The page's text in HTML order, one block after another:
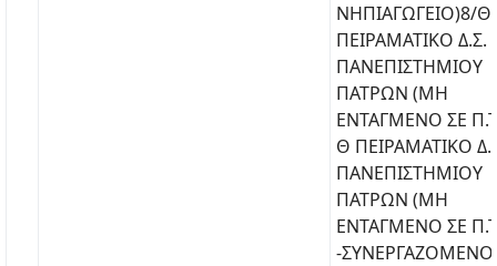
ΝΗΠΙΑΓΩΓΕΙΟ)8/Θ
ΠΕΙΡΑΜΑΤΙΚΟ Δ.Σ.
ΠΑΝΕΠΙΣΤΗΜΙΟΥ
ΠΑΤΡΩΝ (ΜΗ
ΕΝΤΑΓΜΕΝΟ ΣΕ
Θ ΠΕΙΡΑΜΑΤΙΚΟ
ΠΑΝΕΠΙΣΤΗΜΙΟΥ
ΠΑΤΡΩΝ (ΜΗ
ΕΝΤΑΓΜΕΝΟ ΣΕ
-ΣΥΝΕΡΓΑΖΟΜΕΝΟ